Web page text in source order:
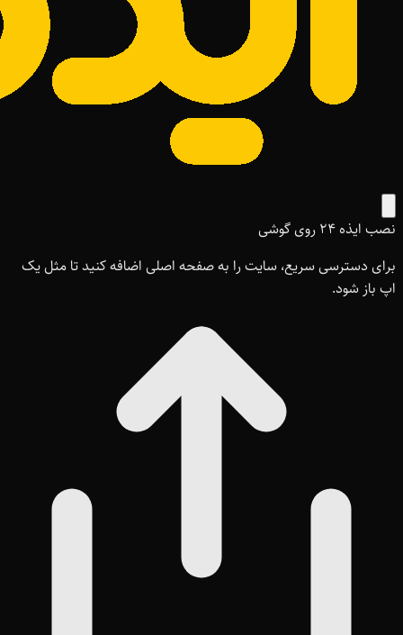
نصب ایذه ۲۴ روی گوشی
برای دسترسی سریع، سایت را به صفحه اصلی اضافه کنید تا مثل یک
اپ باز شود.